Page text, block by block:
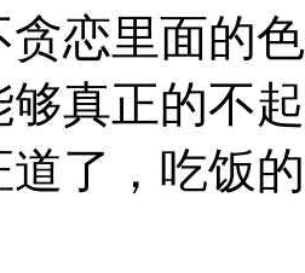
恋里面的
真正的不
道了，吃饭